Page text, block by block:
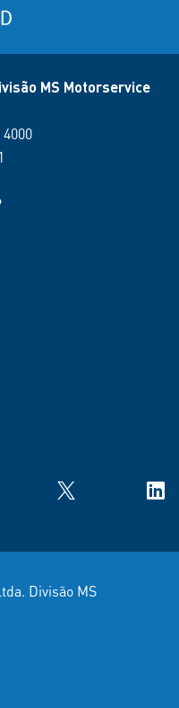
MS Motorservice
X
Divisão MS